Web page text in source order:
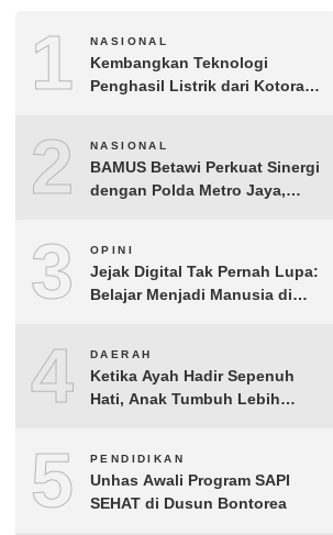
1 NASIONAL
Kembangkan Teknologi
Penghasil Listrik dari Kotoran
2 NASIONAL
BAMUS Betawi Perkuat Sinergi
dengan Polda Metro Jaya,
Kondusif Jelang HUT ke-81
Republik Indonesia
3 OPINI
Jejak Digital Tak Pernah Lupa:
Belajar Menjadi Manusia di
4 DAERAH
Ketika Ayah Hadir Sepenuh
Hati, Anak Tumbuh Lebih
5 PENDIDIKAN
Unhas Awali Program SAPI
SEHAT di Dusun Bontorea